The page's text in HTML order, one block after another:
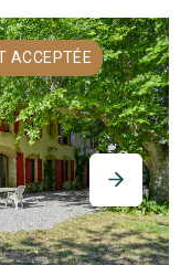
ACCEPTÉE